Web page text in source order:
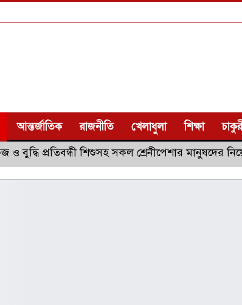
আন্তর্জাতিক রাজনীতি খেলাধুলা শিক্ষা
ও বুদ্ধি প্রতিবন্ধী শিশুসহ সকল শ্রেনীপেশার মানুষদের